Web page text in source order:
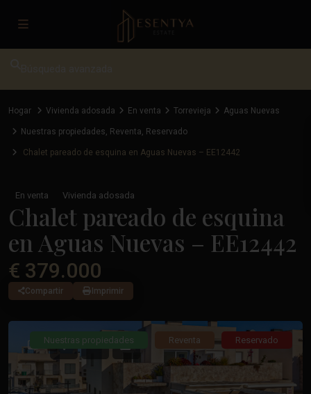
Hogar Vivienda adosada En venta Torrevieja Aguas Nuevas
Nuestras propiedades, Reventa, Reservado
Chalet pareado de esquina en Aguas Nuevas – EE12442
En venta Vivienda adosada
Chalet pareado de esquina
en Aguas Nuevas – EE12442
€ 379.000
Compartir Imprimir
Nuestras propiedades Reventa Reservado